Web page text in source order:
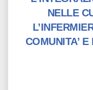
NELLE
COMUNITA’